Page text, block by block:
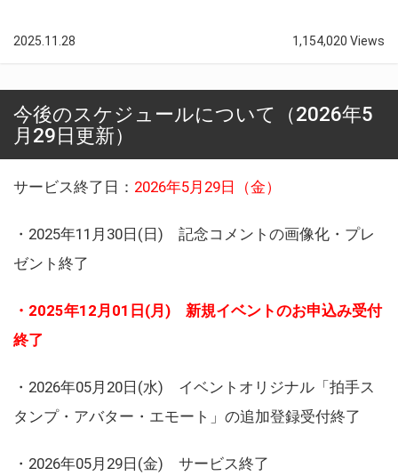
2025.11.28 1,154,020 Views
今後のスケジュールについて（2026年5
月29日更新）
サービス終了日： 2026年5月29日（金）
・2025年11月30日(日) 記念コメントの画像化・プレ
ゼント終了
・2025年12月01日(月) 新規イベントのお申込み受付
終了
・2026年05月20日(水) イベントオリジナル「拍手ス
タンプ・アバター・エモート」の追加登録受付終了
・2026年05月29日(金) サービス終了